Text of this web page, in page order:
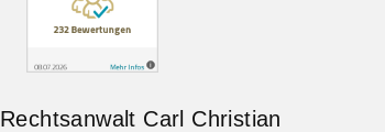
Rechtsanwalt Carl Christian